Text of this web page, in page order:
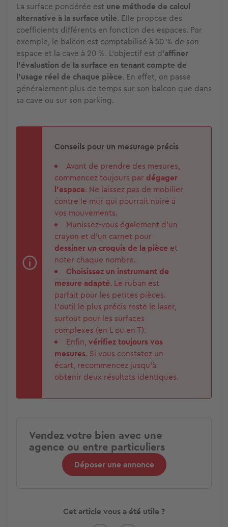
La surface pondérée est une méthode de calcul
alternative à la surface utile. Elle propose des
coefficients différents en fonction des espaces. Par
exemple, le balcon est comptabilisé à 50 % de son
espace et la cave à 20 %. L'objectif est d'affiner
l'évaluation de la surface en tenant compte de
l'usage réel de chaque pièce. En effet, on passe
généralement plus de temps sur son balcon que dans
sa cave ou sur son parking.
Conseils pour un mesurage précis
Avant de prendre des mesures,
commencez toujours par dégager
l'espace. Ne laissez pas de mobilier
contre le mur qui pourrait nuire à
vos mouvements.
Munissez-vous également d'un
crayon et d'un carnet pour
dessiner un croquis de la pièce et
noter chaque nombre.
Choisissez un instrument de
mesure adapté. Le ruban est
parfait pour les petites pièces.
L'outil le plus précis reste le laser,
surtout pour les surfaces
complexes (en L ou en T).
Enfin, vérifiez toujours vos
mesures. Si vous constatez un
écart, recommencez jusqu'à
obtenir deux résultats identiques.
Vendez votre bien avec une
agence ou entre particuliers
Déposer une annonce
Cet article vous a été utile ?